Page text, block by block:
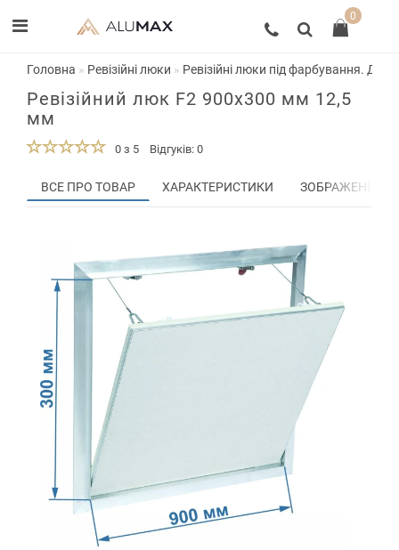
0
Головна Ревізійні люки Ревізійні люки під фарбування.
Ревізійний люк F2 900x300 мм 12,5
мм
0 з 5 Відгуків: 0
ВСЕ ПРО ТОВАР ХАРАКТЕРИСТИКИ ЗОБРАЖЕННЯ